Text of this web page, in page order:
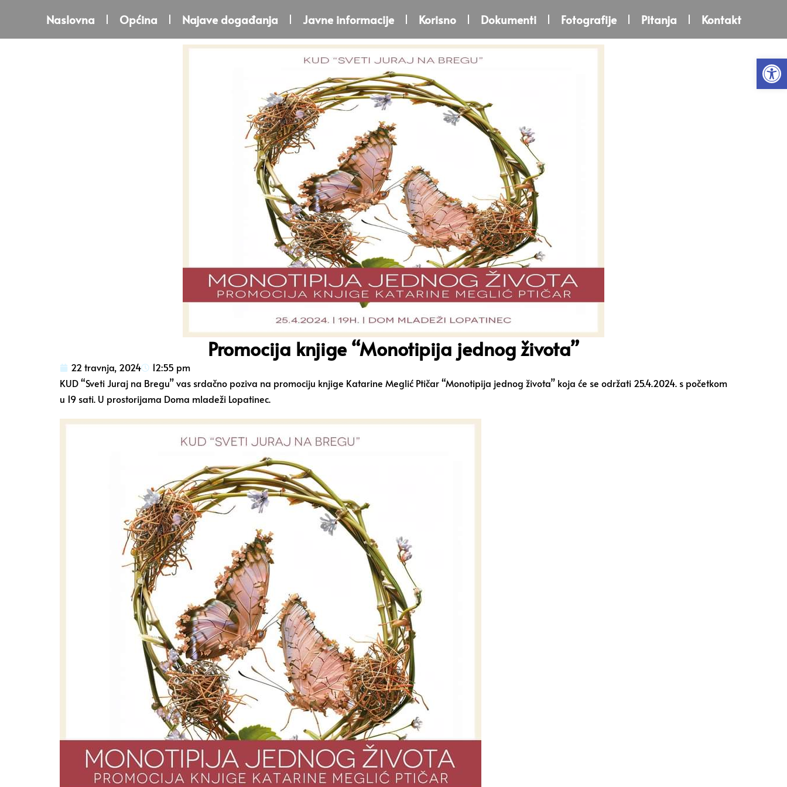
Naslovna Općina Najave događanja Javne informacije Korisno Dokumenti Fotografije Pitanja Kontakt
Promocija knjige “Monotipija jednog života”
22 travnja, 2024
12:55 pm
KUD “Sveti Juraj na Bregu” vas srdačno poziva na promociju knjige Katarine Meglić Ptičar “Monotipija jednog života” koja će se održati 25.4.2024. s početkom
u 19 sati. U prostorijama Doma mladeži Lopatinec.